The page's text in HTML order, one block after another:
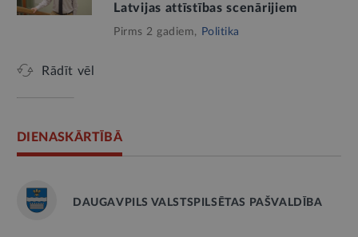
Latvijas attīstības scenārijiem
Pirms 2 gadiem, Politika
Rādīt vēl
DIENASKĀRTĪBĀ
DAUGAVPILS VALSTSPILSĒTAS PAŠVALDĪBA